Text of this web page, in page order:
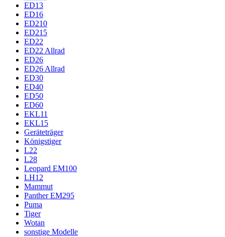
ED13
ED16
ED210
ED215
ED22
ED22 Allrad
ED26
ED26 Allrad
ED30
ED40
ED50
ED60
EKL11
EKL15
Geräteträger
Königstiger
L22
L28
Leopard EM100
LH12
Mammut
Panther EM295
Puma
Tiger
Wotan
sonstige Modelle